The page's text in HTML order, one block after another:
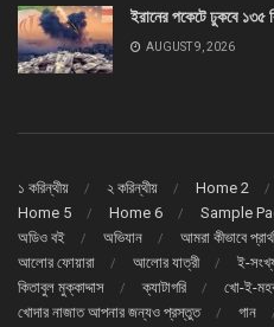
ইরানের পকেটে ঢুকবে ১৩৫
AUGUST 9, 2026
১ করিন্থীয় ২ করিন্থীয় Home 2
Home 5
Home 6 Sample
অডিও বই
অভিযান আমরা কীভাবে
আলোর ফোয়ারা
আলোর যাত্রী ই-
কিতাবুল মুক্কাদ্দাস
ক্যাটাগরি
খো-ই-
খোদার নাজাত আপনার জন্যও প্রস্তুত
গান